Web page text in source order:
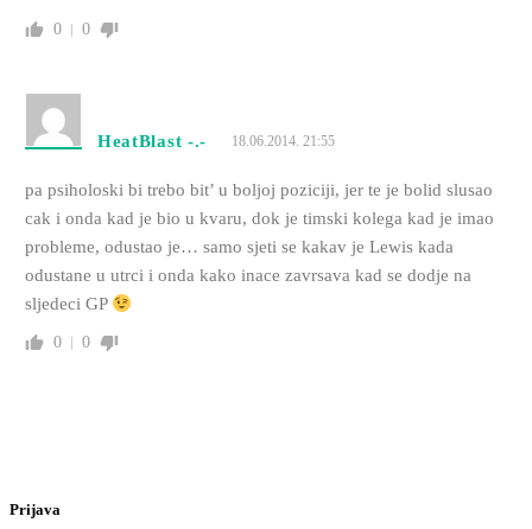
0 0
HeatBlast -.- 18.06.2014. 21:55
pa psiholoski bi trebo bit’ u boljoj poziciji, jer te je bolid slusao
cak i onda kad je bio u kvaru, dok je timski kolega kad je imao
probleme, odustao je… samo sjeti se kakav je Lewis kada
odustane u utrci i onda kako inace zavrsava kad se dodje na
sljedeci GP
0 0
Prijava